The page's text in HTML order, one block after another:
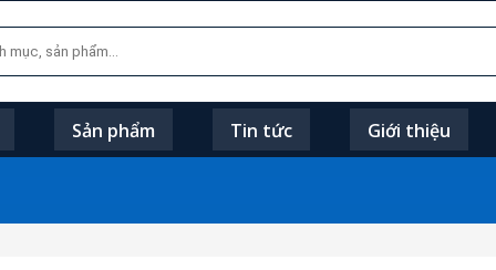
Sản phẩm Tin tức Giới thiệu